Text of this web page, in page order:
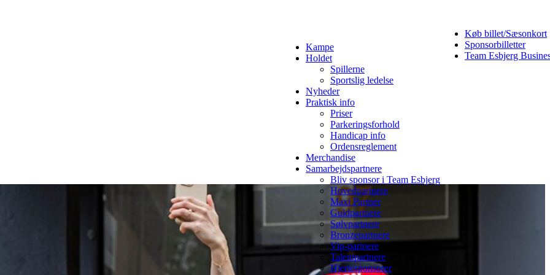
Køb billet/Sæsonkort
Sponsorbilletter
Team Esbjerg
Kampe
Holdet
Spillerne
Sportslig ledelse
Nyheder
Praktisk info
Priser
Parkeringsforhold
Handicap info
Ordensreglement
Merchandise
Samarbejdspartnere
Bliv sponsor i Team Esbjerg
Hovedpartnere
Maxi Partner
Guldpartnere
Sølvpartnere
Bronzepartnere
Vip-partnere
Talentpartnere
Hjertesponsorer